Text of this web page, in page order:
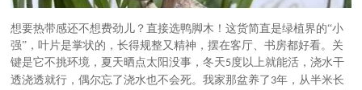
想要热带感还不想费劲儿？直接选鸭脚木！这货简直是绿植界的“小
强”，叶片是掌状的，长得规整又精神，摆在客厅、书房都好看。关
键是它不挑环境，夏天晒点太阳没事，冬天5度以上就能活，浇水干
透浇透就行，偶尔忘了浇水也不会死。我家那盆养了 3年，从半米长